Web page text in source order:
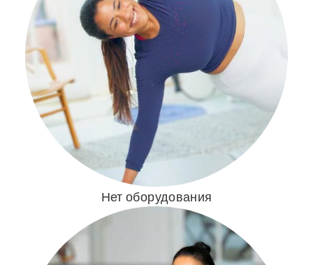
Нет оборудования